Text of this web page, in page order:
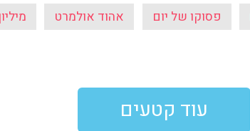
פסוקו של יום אהוד אולמרט
עוד קטעים